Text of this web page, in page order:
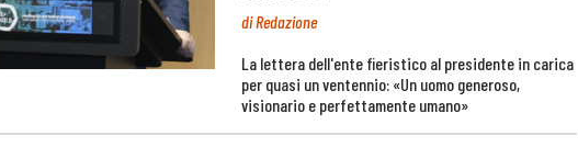
di Redazione
La lettera dell'ente fieristico al presidente in carica
per quasi un ventennio: «Un uomo generoso,
visionario e perfettamente umano»